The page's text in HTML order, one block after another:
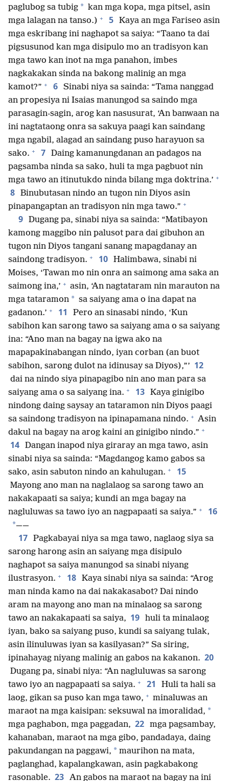
paglubog sa tubig * kan mga kopa, mga pitsel, asin
mga lalagan na tanso.) + 5 Kaya an mga Fariseo asin
mga eskribang ini naghapot sa saiya: “Taano ta dai
pigsusunod kan mga disipulo mo an tradisyon kan
mga tawo kan inot na mga panahon, imbes
nagkakakan sinda na bakong malinig an mga
kamot?” + 6 Sinabi niya sa sainda: “Tama nanggad
an propesiya ni Isaias manungod sa saindo mga
parasagin-sagin, arog kan nasusurat, ‘An banwaan na
ini nagtataong onra sa sakuya paagi kan saindang
mga ngabil, alagad an saindang puso harayuon sa
sako. + 7 Daing kamanungdanan an padagos na
pagsamba ninda sa sako, huli ta mga pagbuot nin
mga tawo an itinutukdo ninda bilang mga doktrina.’ +
8 Binubutasan nindo an tugon nin Diyos asin
pinapangaptan an tradisyon nin mga tawo.” +
9 Dugang pa, sinabi niya sa sainda: “Matibayon
kamong maggibo nin palusot para dai gibuhon an
tugon nin Diyos tangani sanang mapagdanay an
saindong tradisyon. + 10 Halimbawa, sinabi ni
Moises, ‘Tawan mo nin onra an saimong ama saka an
saimong ina,’ + asin, ‘An nagtataram nin marauton na
mga tataramon * sa saiyang ama o ina dapat na
gadanon.’ + 11
Pero an sinasabi nindo, ‘Kun
sabihon kan sarong tawo sa saiyang ama o sa saiyang
ina: “Ano man na bagay na igwa ako na
mapapakinabangan nindo, iyan corban (an buot
sabihon, sarong dulot na idinusay sa Diyos),”’ 12
dai na nindo siya pinapagibo nin ano man para sa
saiyang ama o sa saiyang ina. + 13 Kaya ginigibo
nindong daing saysay an tataramon nin Diyos paagi
sa saindong tradisyon na ipinapamana nindo. + Asin
dakul na bagay na arog kaini an ginigibo nindo.” +
14 Dangan inapod niya giraray an mga tawo, asin
sinabi niya sa sainda: “Magdangog kamo gabos sa
sako, asin sabuton nindo an kahulugan. + 15
Mayong ano man na naglalaog sa sarong tawo an
nakakapaati sa saiya; kundi an mga bagay na
nagluluwas sa tawo iyo an nagpapaati sa saiya.” + 16
*——
17 Pagkabayai niya sa mga tawo, naglaog siya sa
sarong harong asin an saiyang mga disipulo
naghapot sa saiya manungod sa sinabi niyang
ilustrasyon. + 18 Kaya sinabi niya sa sainda: “Arog
man ninda kamo na dai nakakasabot? Dai nindo
aram na mayong ano man na minalaog sa sarong
tawo an nakakapaati sa saiya, 19 huli ta minalaog
iyan, bako sa saiyang puso, kundi sa saiyang tulak,
asin ilinuluwas iyan sa kasilyasan?” Sa siring,
ipinahayag niyang malinig an gabos na kakanon. 20
Dugang pa, sinabi niya: “An nagluluwas sa sarong
tawo iyo an nagpapaati sa saiya. + 21
Huli ta hali sa
laog, gikan sa puso kan mga tawo, + minaluwas an
maraot na mga kaisipan: seksuwal na imoralidad, *
mga paghabon, mga paggadan, 22 mga pagsambay,
kahanaban, maraot na mga gibo, pandadaya, daing
pakundangan na paggawi, * maurihon na mata,
paglanghad, kapalangkawan, asin pagkabakong
rasonable. 23 An gabos na maraot na bagay na ini